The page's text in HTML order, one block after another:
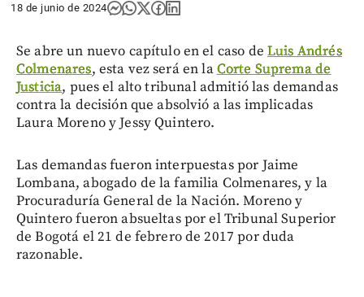
18 de junio de 2024
Se abre un nuevo capítulo en el caso de Luis Andrés
Colmenares, esta vez será en laCorte Suprema de
Justicia, pues el alto tribunal admitió las demandas
contra la decisión que absolvió a las implicadas
Laura Moreno y Jessy Quintero.
Las demandas fueron interpuestas por Jaime
Lombana, abogado de la familia Colmenares, y la
Procuraduría General de la Nación. Moreno y
Quintero fueron absueltas por el Tribunal Superior
de Bogotá el 21 de febrero de 2017 por duda
razonable.